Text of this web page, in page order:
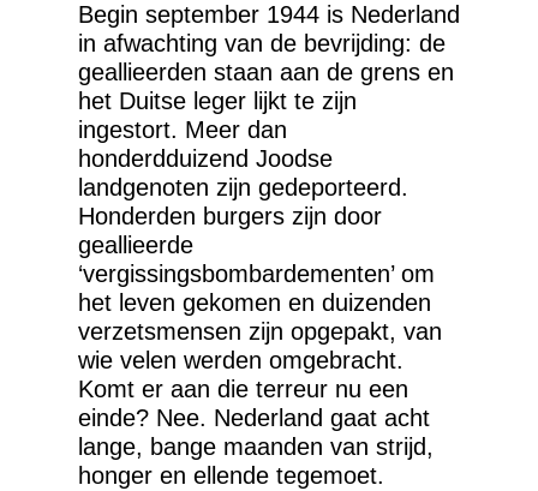
Begin september 1944 is Nederland
in afwachting van de bevrijding: de
geallieerden staan aan de grens en
het Duitse leger lijkt te zijn
ingestort. Meer dan
honderdduizend Joodse
landgenoten zijn gedeporteerd.
Honderden burgers zijn door
geallieerde
‘vergissingsbombardementen’ om
het leven gekomen en duizenden
verzetsmensen zijn opgepakt, van
wie velen werden omgebracht.
Komt er aan die terreur nu een
einde? Nee. Nederland gaat acht
lange, bange maanden van strijd,
honger en ellende tegemoet.